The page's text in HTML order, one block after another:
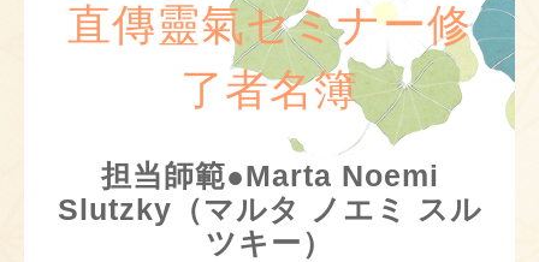
直傳靈氣セミナー修
了者名簿
担当師範●Marta Noemi
Slutzky（マルタ ノエミ スル
ツキー）